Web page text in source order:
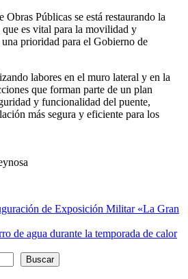
Obras Públicas se está restaurando la
es vital para la movilidad y
prioridad para el Gobierno de
labores en el muro lateral y en la
que forman parte de un plan
y funcionalidad del puente,
más segura y eficiente para los
de Exposición Militar «La Gran
de agua durante la temporada de calor
Buscar